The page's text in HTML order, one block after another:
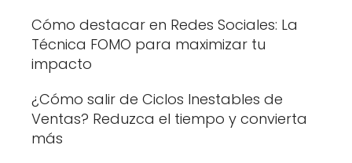
Cómo destacar en Redes Sociales: La
Técnica FOMO para maximizar tu
impacto
¿Cómo salir de Ciclos Inestables de
Ventas? Reduzca el tiempo y convierta
más